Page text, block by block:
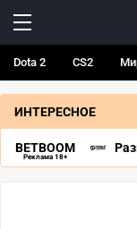
Dota 2 CS2
ИНТЕРЕСНОЕ
BETBOOM
Реклама 18+